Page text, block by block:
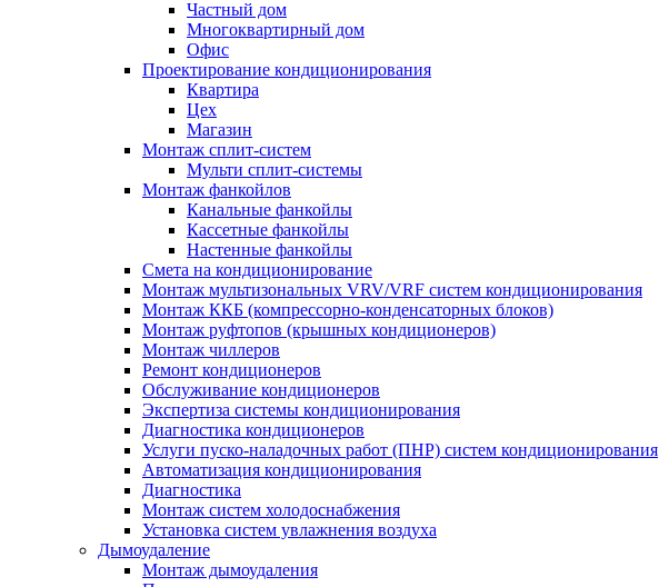
Частный дом
Многоквартирный дом
Офис
Проектирование кондиционирования
Квартира
Цех
Магазин
Монтаж сплит-систем
Мульти сплит-системы
Монтаж фанкойлов
Канальные фанкойлы
Кассетные фанкойлы
Настенные фанкойлы
Смета на кондиционирование
Монтаж мультизональных VRV/VRF систем кондиционирования
Монтаж ККБ (компрессорно-конденсаторных блоков)
Монтаж руфтопов (крышных кондиционеров)
Монтаж чиллеров
Ремонт кондиционеров
Обслуживание кондиционеров
Экспертиза системы кондиционирования
Диагностика кондиционеров
Услуги пуско-наладочных работ (ПНР) систем кондиционирования
Автоматизация кондиционирования
Диагностика
Монтаж систем холодоснабжения
Установка систем увлажнения воздуха
Дымоудаление
Монтаж дымоудаления